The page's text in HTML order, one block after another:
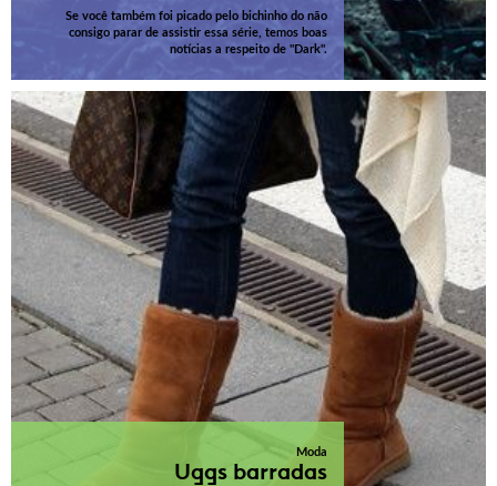
Se você também foi picado pelo bichinho do não
consigo parar de assistir essa série, temos boas
notícias a respeito de "Dark".
Moda
Uggs barradas